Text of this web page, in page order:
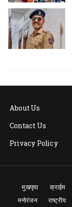
About Us
Contact Us
Privacy Policy
मुखपृष्ठ क्राईम
मनोरंजन
राष्ट्रीय